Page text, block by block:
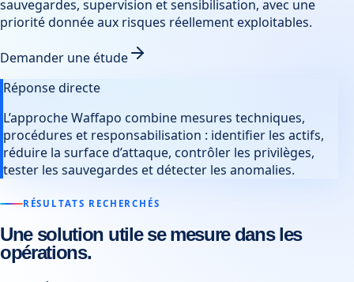
sauvegardes, supervision et sensibilisation, avec une
priorité donnée aux risques réellement exploitables.
Demander une étude
Réponse directe
L’approche Waffapo combine mesures techniques,
procédures et responsabilisation : identifier les actifs,
réduire la surface d’attaque, contrôler les privilèges,
tester les sauvegardes et détecter les anomalies.
RÉSULTATS RECHERCHÉS
Une solution utile se mesure dans les
opérations.